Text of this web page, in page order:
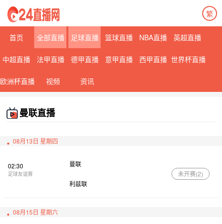
繁
首页 全部直播 足球直播 篮球直播 NBA直播 英超直播
中超直播 法甲直播 德甲直播 意甲直播 西甲直播 世界杯直播
欧洲杯直播 视频 资讯
曼联直播
08月13日 星期四
02:30
足球友谊赛
曼联
利兹联
未开赛(2)
08月15日 星期六